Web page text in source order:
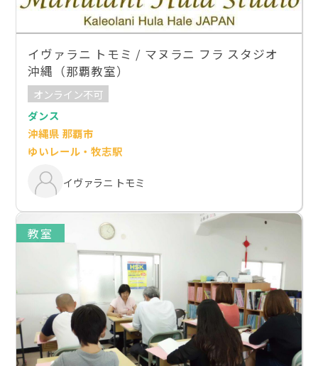
イヴァラニ トモミ / マヌラニ フラ スタジオ
沖縄（那覇教室）
オンライン不可
ダンス
沖縄県 那覇市
ゆいレール・牧志駅
イヴァラニ トモミ
教室